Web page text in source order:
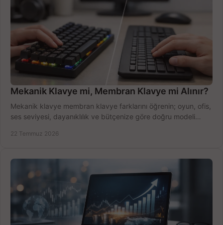
Mekanik Klavye mi, Membran Klavye mi Alınır?
Mekanik klavye membran klavye farklarını öğrenin; oyun, ofis,
ses seviyesi, dayanıklılık ve bütçenize göre doğru modeli
22 Temmuz 2026